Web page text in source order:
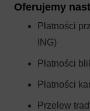
Oferujemy
Płatności
ING)
Płatności
Płatności
Przelew